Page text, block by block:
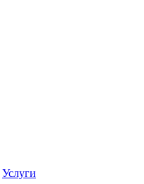
Услуги